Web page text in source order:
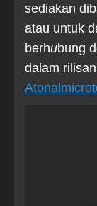
sediakan
atau untuk
berhubung
dalam